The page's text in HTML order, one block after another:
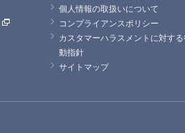
個人情報の取扱いについて
コンプライアンスポリシー
カスタマーハラスメントに対す
動指針
サイトマップ